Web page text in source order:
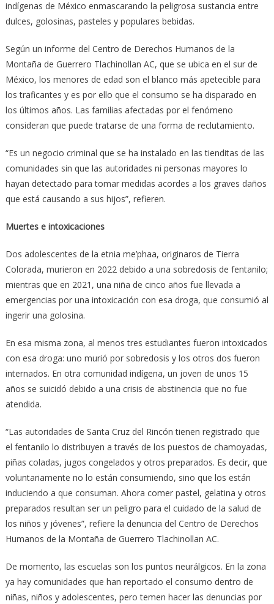
indígenas de México enmascarando la peligrosa sustancia entre
dulces, golosinas, pasteles y populares bebidas.
Según un informe del Centro de Derechos Humanos de la
Montaña de Guerrero Tlachinollan AC, que se ubica en el sur de
México, los menores de edad son el blanco más apetecible para
los traficantes y es por ello que el consumo se ha disparado en
los últimos años. Las familias afectadas por el fenómeno
consideran que puede tratarse de una forma de reclutamiento.
“Es un negocio criminal que se ha instalado en las tienditas de las
comunidades sin que las autoridades ni personas mayores lo
hayan detectado para tomar medidas acordes a los graves daños
que está causando a sus hijos”, refieren.
Muertes e intoxicaciones
Dos adolescentes de la etnia me’phaa, originaros de Tierra
Colorada, murieron en 2022 debido a una sobredosis de fentanilo;
mientras que en 2021, una niña de cinco años fue llevada a
emergencias por una intoxicación con esa droga, que consumió al
ingerir una golosina.
En esa misma zona, al menos tres estudiantes fueron intoxicados
con esa droga: uno murió por sobredosis y los otros dos fueron
internados. En otra comunidad indígena, un joven de unos 15
años se suicidó debido a una crisis de abstinencia que no fue
atendida.
“Las autoridades de Santa Cruz del Rincón tienen registrado que
el fentanilo lo distribuyen a través de los puestos de chamoyadas,
piñas coladas, jugos congelados y otros preparados. Es decir, que
voluntariamente no lo están consumiendo, sino que los están
induciendo a que consuman. Ahora comer pastel, gelatina y otros
preparados resultan ser un peligro para el cuidado de la salud de
los niños y jóvenes”, refiere la denuncia del Centro de Derechos
Humanos de la Montaña de Guerrero Tlachinollan AC.
De momento, las escuelas son los puntos neurálgicos. En la zona
ya hay comunidades que han reportado el consumo dentro de
niñas, niños y adolescentes, pero temen hacer las denuncias por